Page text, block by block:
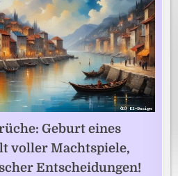
Geburt eines
voller Machtspiele,
Entscheidungen!